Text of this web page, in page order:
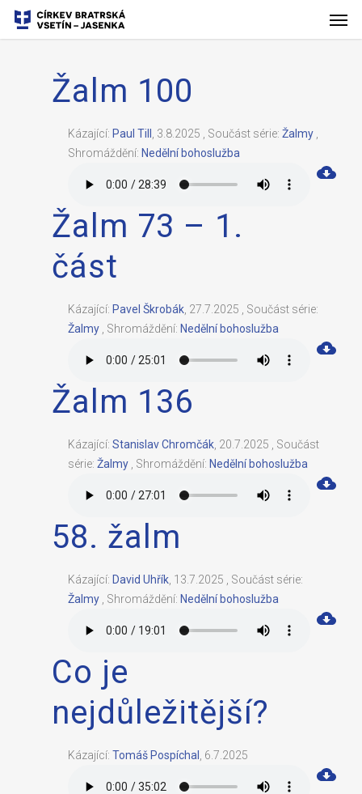
Žalm 100
Kázající: Paul Till 3.8.2025 Součást série: Žalmy
Shromáždění: Nedělní bohoslužba
Žalm 73 – 1.
část
Kázající: Pavel Škrobák 27.7.2025
Součást série:
Žalmy
Shromáždění: Nedělní bohoslužba
Žalm 136
Kázající: Stanislav Chromčák 20.7.2025
Součást
série: Žalmy Shromáždění: Nedělní bohoslužba
58. žalm
Kázající: David Uhřík 13.7.2025
Součást série:
Žalmy
Shromáždění: Nedělní bohoslužba
Co je
nejdůležitější?
Kázající: Tomáš Pospíchal 6.7.2025